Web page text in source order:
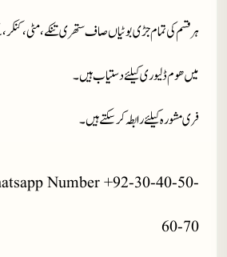
ہر قسم کی تمام جڑی بوٹیاں صاف ستھری تنکے، مٹی، کنکر،
میں ھوم ڈلیوری کیلئے دستیاب ہیں ۔
فری مشورہ کیلئے رابطہ کر سکتے ہیں۔
Number +92-30-40-50-
60-70